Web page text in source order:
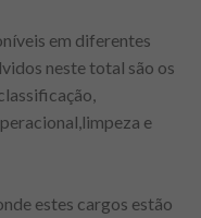
em diferentes
neste total são os
e
estes cargos estão